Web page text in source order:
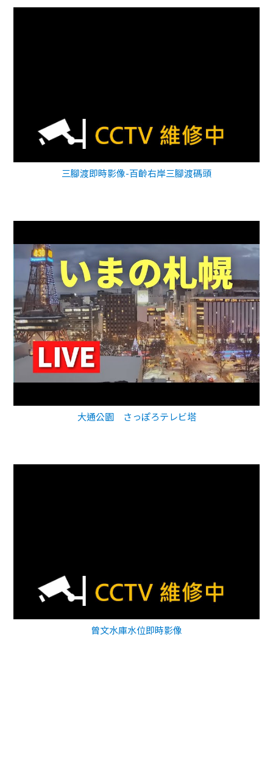
三腳渡即時影像-百齡右岸三腳渡碼頭
大通公園 さっぽろテレビ塔
曾文水庫水位即時影像